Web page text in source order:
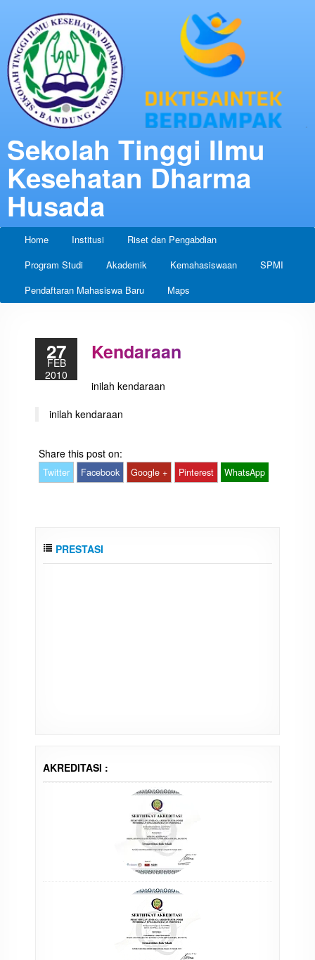
Sekolah Tinggi Ilmu
Kesehatan Dharma
Husada
Home Institusi
Riset dan Pengabdian
Program Studi
Akademik Kemahasiswaan
SPMI
Pendaftaran Mahasiswa Baru
Maps
27
FEB
2010
Kendaraan
inilah kendaraan
inilah kendaraan
Share this post on:
Twitter Facebook Google + Pinterest WhatsApp
PRESTASI
AKREDITASI :